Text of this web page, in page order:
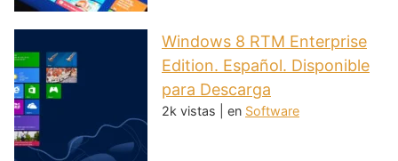
Windows 8 RTM Enterprise
Edition. Español. Disponible
para Descarga
2k vistas en Software